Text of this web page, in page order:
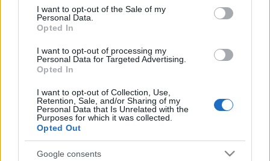
consent section.
I want to opt-out of the Sale of my
Personal Data.
Opted In
I want to opt-out of processing my
Personal Data for Targeted Advertising.
Opted In
I want to opt-out of Collection, Use,
Retention, Sale, and/or Sharing of my
Personal Data that Is Unrelated with the
Purposes for which it was collected.
Opted Out
Google consents
Október hónapban született neves magyar
nyelvészek, szótárírók életrajzai a "tovább olvasom"
gombra kattintva olvashatók. Otrokocsi Foris Ferenc
Született–meghalt: (Otrokocs, 1648. okt. –
Nagyszombat, 1718. okt. 1.) Foglalkozása: teológiai
és nyelvészeti író Élete:…
Szeptember hónapban született
neves magyar nyelvészek, szótárírók